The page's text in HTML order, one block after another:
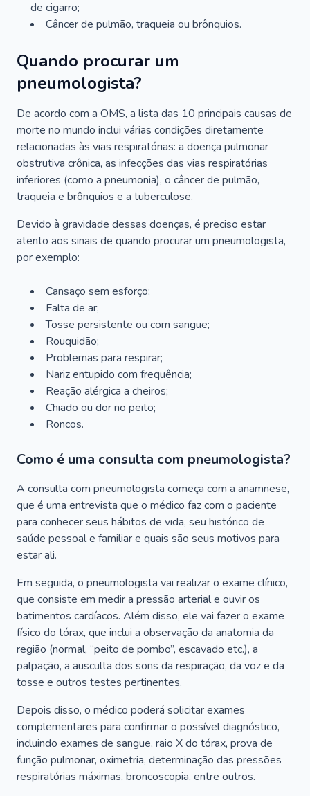
de cigarro;
Câncer de pulmão, traqueia ou brônquios.
Quando procurar um
pneumologista?
De acordo com a OMS, a lista das 10 principais causas de
morte no mundo inclui várias condições diretamente
relacionadas às vias respiratórias: a doença pulmonar
obstrutiva crônica, as infecções das vias respiratórias
inferiores (como a pneumonia), o câncer de pulmão,
traqueia e brônquios e a tuberculose.
Devido à gravidade dessas doenças, é preciso estar
atento aos sinais de quando procurar um pneumologista,
por exemplo:
Cansaço sem esforço;
Falta de ar;
Tosse persistente ou com sangue;
Rouquidão;
Problemas para respirar;
Nariz entupido com frequência;
Reação alérgica a cheiros;
Chiado ou dor no peito;
Roncos.
Como é uma consulta com pneumologista?
A consulta com pneumologista começa com a anamnese,
que é uma entrevista que o médico faz com o paciente
para conhecer seus hábitos de vida, seu histórico de
saúde pessoal e familiar e quais são seus motivos para
estar ali.
Em seguida, o pneumologista vai realizar o exame clínico,
que consiste em medir a pressão arterial e ouvir os
batimentos cardíacos. Além disso, ele vai fazer o exame
físico do tórax, que inclui a observação da anatomia da
região (normal, “peito de pombo”, escavado etc.), a
palpação, a ausculta dos sons da respiração, da voz e da
tosse e outros testes pertinentes.
Depois disso, o médico poderá solicitar exames
complementares para confirmar o possível diagnóstico,
incluindo exames de sangue, raio X do tórax, prova de
função pulmonar, oximetria, determinação das pressões
respiratórias máximas, broncoscopia, entre outros.